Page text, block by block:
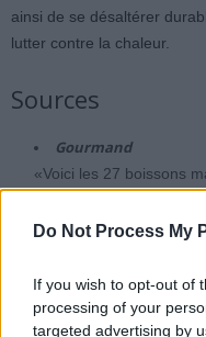
Do Not Process My
If you wish to opt-out of
processing of your
targeted advertising by
ainsi de se désaltérer
lutter contre la chaleur.
Sources
Gourmand
«Voici les 27 boissons